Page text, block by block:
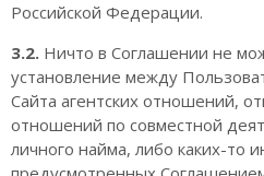
Российской Федерации.
3.2. Ничто в Соглашении не
установление между
Сайта агентских отношений,
отношений по совместной
личного найма, либо каких-то